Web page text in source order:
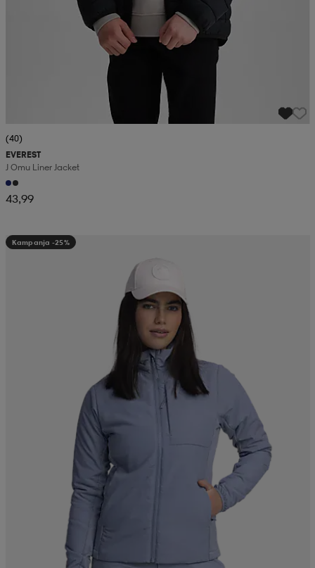
(40)
EVEREST
J Omu Liner Jacket
43,99
Kampanja -25%